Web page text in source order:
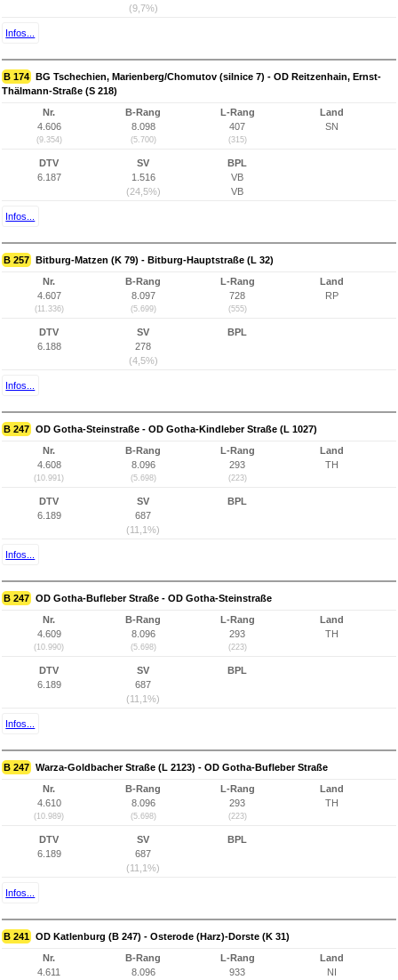
(9,7%)
Infos...
B 174 BG Tschechien, Marienberg/Chomutov (silnice 7) - OD Reitzenhain, Ernst-
Thälmann-Straße (S 218)
Nr.
4.606
(9.354)
B-Rang
8.098
(5.700)
L-Rang
407
(315)
Land
SN
DTV
6.187
SV
1.516
(24,5%)
BPL
VB
VB
Infos...
B 257 Bitburg-Matzen (K 79) - Bitburg-Hauptstraße (L 32)
Nr.
4.607
(11.336)
B-Rang
8.097
(5.699)
L-Rang
728
(555)
Land
RP
DTV
6.188
SV
278
(4,5%)
BPL
Infos...
B 247 OD Gotha-Steinstraße - OD Gotha-Kindleber Straße (L 1027)
Nr.
4.608
(10.991)
B-Rang
8.096
(5.698)
L-Rang
293
(223)
Land
TH
DTV
6.189
SV
687
(11,1%)
BPL
Infos...
B 247 OD Gotha-Bufleber Straße - OD Gotha-Steinstraße
Nr.
4.609
(10.990)
B-Rang
8.096
(5.698)
L-Rang
293
(223)
Land
TH
DTV
6.189
SV
687
(11,1%)
BPL
Infos...
B 247 Warza-Goldbacher Straße (L 2123) - OD Gotha-Bufleber Straße
Nr.
4.610
(10.989)
B-Rang
8.096
(5.698)
L-Rang
293
(223)
Land
TH
DTV
6.189
SV
687
(11,1%)
BPL
Infos...
B 241 OD Katlenburg (B 247) - Osterode (Harz)-Dorste (K 31)
Nr.
4.611
B-Rang
8.096
L-Rang
933
Land
NI